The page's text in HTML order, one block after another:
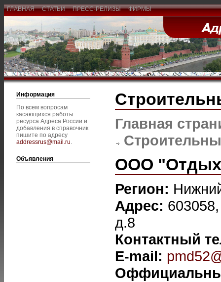
ГЛАВНАЯ СТАТЬИ ПРЕСС-РЕЛИЗЫ ФИРМЫ
Информация
По всем вопросам
касающихся работы
ресурса Адреса России и
добавления в справочник
пишите по адресу
addressrus@mail.ru.
Объявления
Главная
ООО
Регион:
Адрес:
д.8
Контактный
E-mail: